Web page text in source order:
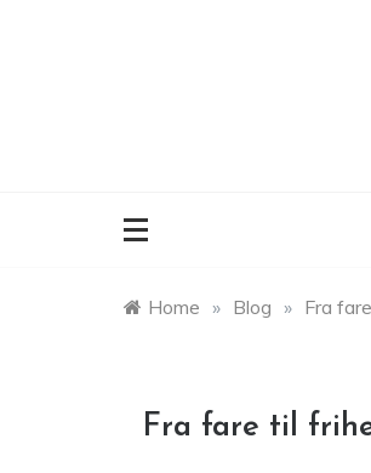
Home » Blog » Fra
Fra fare til